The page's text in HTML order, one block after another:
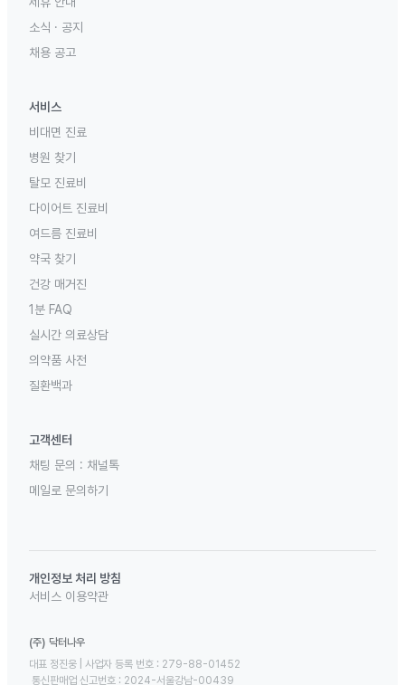
소식 · 공지
채용 공고
서비스
비대면 진료
병원 찾기
탈모 진료비
다이어트 진료비
여드름 진료비
약국 찾기
건강 매거진
1분 FAQ
실시간 의료상담
의약품 사전
질환백과
고객센터
채팅 문의 : 채널톡
메일로 문의하기
개인정보 처리 방침
서비스 이용약관
(주) 닥터나우
대표 정진웅 | 사업자 등록 번호 : 279-88-01452
통신판매업 신고번호 : 2024-서울강남-00439